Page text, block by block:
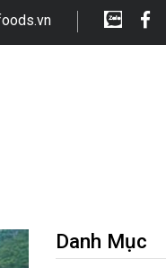
Danh Mục